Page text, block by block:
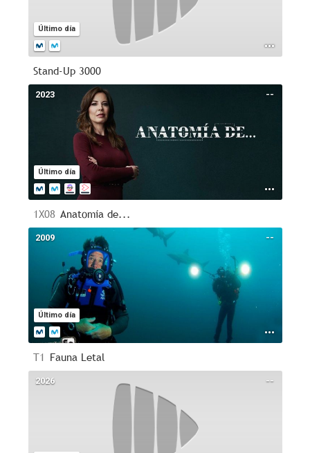
Último día
Stand-Up 3000
--
Último día
2023
1X08 Anatomía de...
--
Último día
2009
T1 Fauna Letal
--
2026